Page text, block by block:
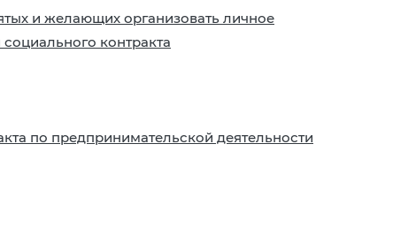
и желающих организовать личное
контракта
по предпринимательской деятельности